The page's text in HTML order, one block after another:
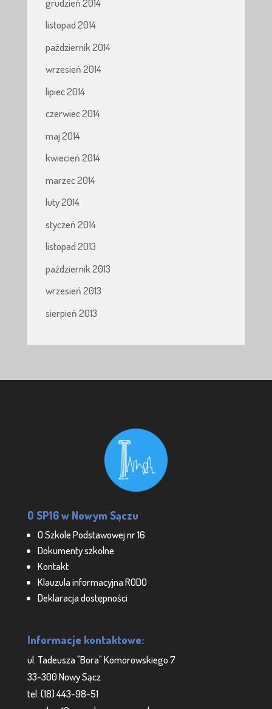
listopad 2014
październik 2014
wrzesień 2014
lipiec 2014
czerwiec 2014
maj 2014
kwiecień 2014
marzec 2014
luty 2014
styczeń 2014
listopad 2013
październik 2013
wrzesień 2013
sierpień 2013
O SP16 w Nowym Sączu
O Szkole Podstawowej nr 16
Dokumenty szkolne
Kontakt
Klauzula informacyjna RODO
Deklaracja dostępności
Informacje kontaktowe:
ul. Tadeusza "Bora" Komorowskiego 7
33-300 Nowy Sącz
tel. (18) 443-98-51